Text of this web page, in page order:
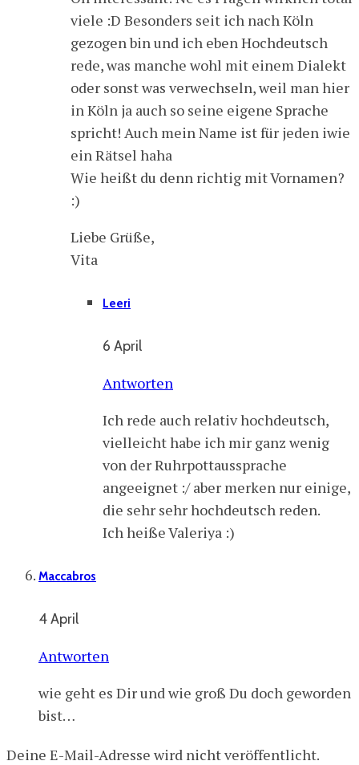
viele :D Besonders seit ich nach Köln
gezogen bin und ich eben Hochdeutsch
rede, was manche wohl mit einem Dialekt
oder sonst was verwechseln, weil man hier
in Köln ja auch so seine eigene Sprache
spricht! Auch mein Name ist für jeden iwie
ein Rätsel haha
Wie heißt du denn richtig mit Vornamen?
:)
Liebe Grüße,
Vita
Leeri
6 April
Antworten
Ich rede auch relativ hochdeutsch,
vielleicht habe ich mir ganz wenig
von der Ruhrpottaussprache
angeeignet :/ aber merken nur einige,
die sehr sehr hochdeutsch reden.
Ich heiße Valeriya :)
Maccabros
4 April
Antworten
wie geht es Dir und wie groß Du doch geworden
bist…
Deine E-Mail-Adresse wird nicht veröffentlicht.